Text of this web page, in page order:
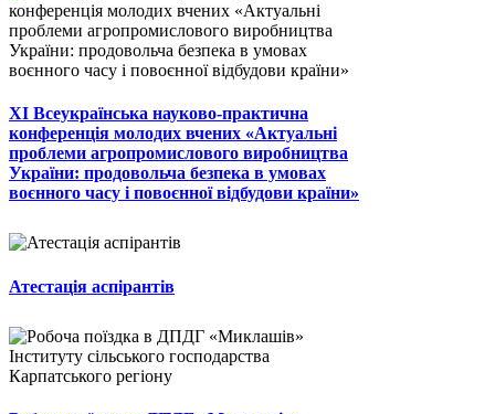
ХІ Всеукраїнська науково-практична
конференція молодих вчених «Актуальні
проблеми агропромислового виробництва
України: продовольча безпека в умовах
воєнного часу і повоєнної відбудови країни»
Атестація аспірантів